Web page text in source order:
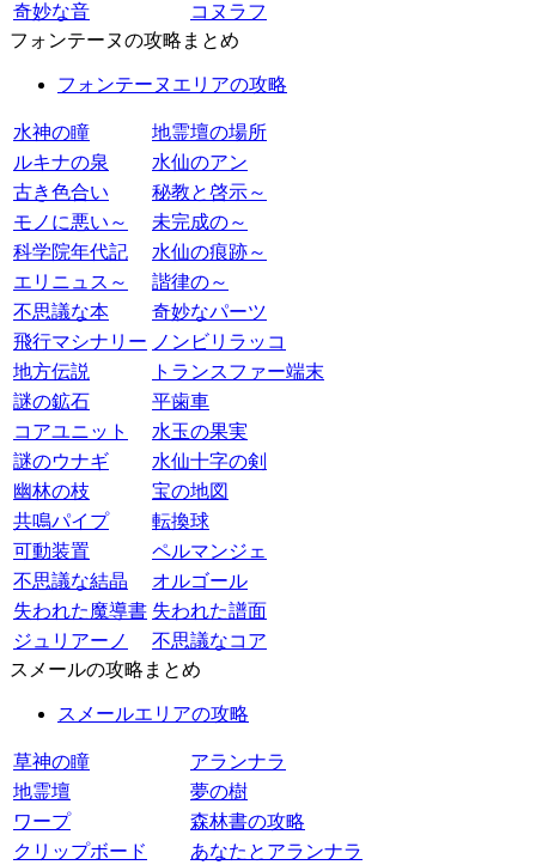
奇妙な音
コヌラフ
フォンテーヌの攻略まとめ
フォンテーヌエリアの攻略
水神の瞳
地霊壇の場所
ルキナの泉
水仙のアン
古き色合い
秘教と啓示～
モノに悪い～
未完成の～
科学院年代記
水仙の痕跡～
エリニュス～
諧律の～
不思議な本
奇妙なパーツ
飛行マシナリー ノンビリラッコ
地方伝説
トランスファー端末
謎の鉱石
平歯車
コアユニット
水玉の果実
謎のウナギ
水仙十字の剣
幽林の枝
宝の地図
共鳴パイプ
転換球
可動装置
ペルマンジェ
不思議な結晶
オルゴール
失われた魔導書 失われた譜面
ジュリアーノ
不思議なコア
スメールの攻略まとめ
スメールエリアの攻略
草神の瞳
アランナラ
地霊壇
夢の樹
ワープ
森林書の攻略
クリップボード
あなたとアランナラ